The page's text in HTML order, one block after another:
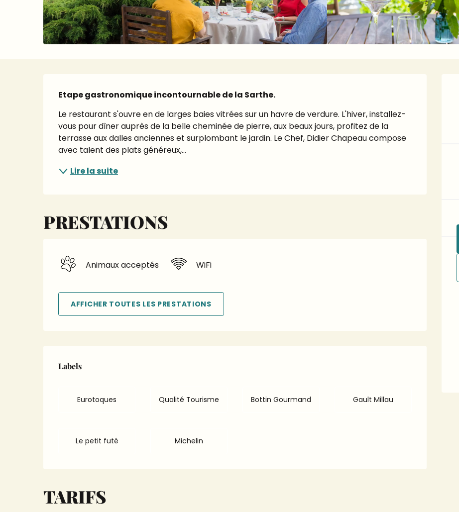
Description
Etape gastronomique incontournable de la Sarthe.
Le restaurant s'ouvre en de larges baies vitrées sur un havre de verdure. L'hiver, installez-
vous pour dîner auprès de la belle cheminée de pierre, aux beaux jours, profitez de la
terrasse aux dalles anciennes et surplombant le jardin. Le Chef, Didier Chapeau compose
avec talent des plats généreux,...
Lire la suite
PRESTATIONS
Animaux acceptés WiFi
AFFICHER TOUTES LES PRESTATIONS
Offres de prestations
Labels
Labels
Eurotoques Qualité Tourisme Bottin Gourmand Gault Millau
Le petit futé Michelin
TARIFS